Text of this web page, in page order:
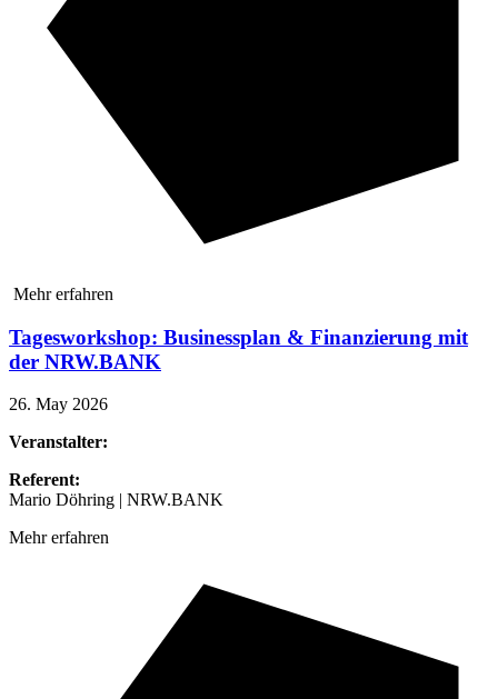
Mehr erfahren
Tagesworkshop: Businessplan & Finanzierung mit
der NRW.BANK
26. May 2026
Veranstalter:
Referent:
Mario Döhring | NRW.BANK
Mehr erfahren